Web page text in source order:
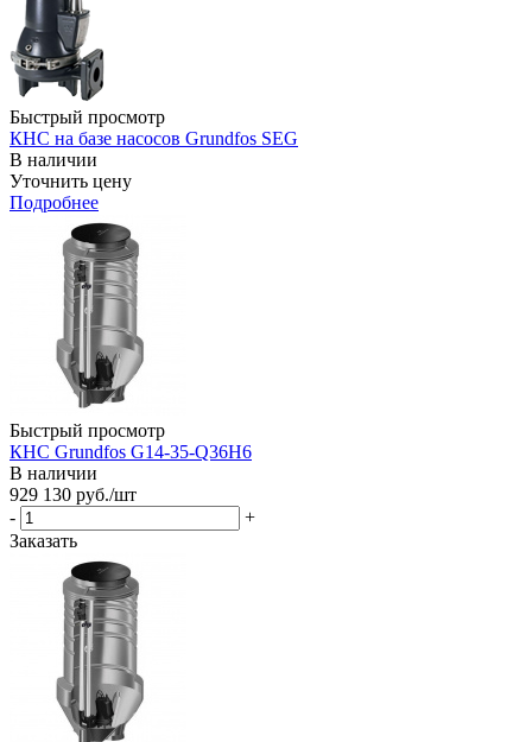
Быстрый просмотр
КНС на базе насосов Grundfos SEG
В наличии
Уточнить цену
Подробнее
Быстрый просмотр
КНС Grundfos G14-35-Q36H6
В наличии
929 130 руб./шт
-
+
Заказать